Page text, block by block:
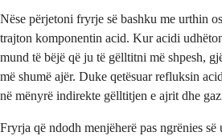
Nëse përjetoni fryrje së bashku me urthin
trajton komponentin acid. Kur acidi
mund të bëjë që ju të gëlltitni më shpesh,
më shumë ajër. Duke qetësuar refluksin
në mënyrë indirekte gëlltitjen e ajrit dhe
Fryrja që ndodh menjëherë pas ngrënies së